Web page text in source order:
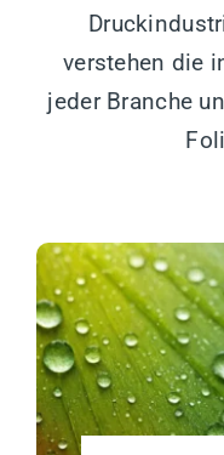
verstehen die
jeder Branche